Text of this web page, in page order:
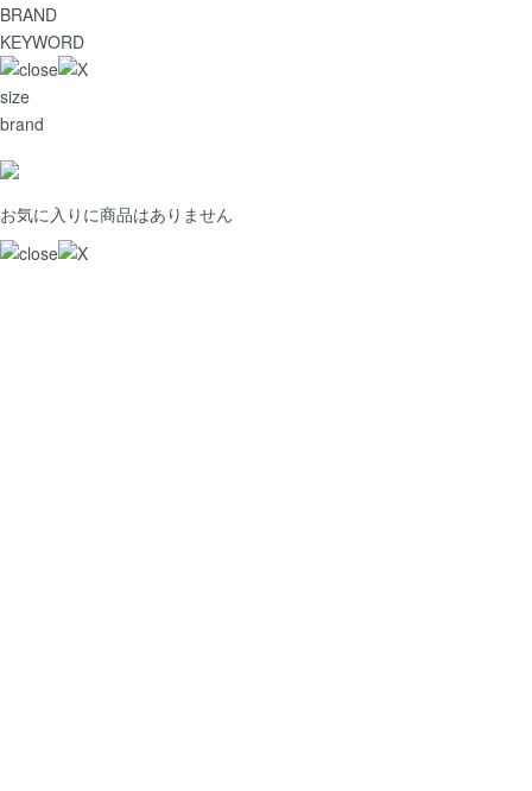
BRAND
KEYWORD
size
brand
お気に入りに商品はありません